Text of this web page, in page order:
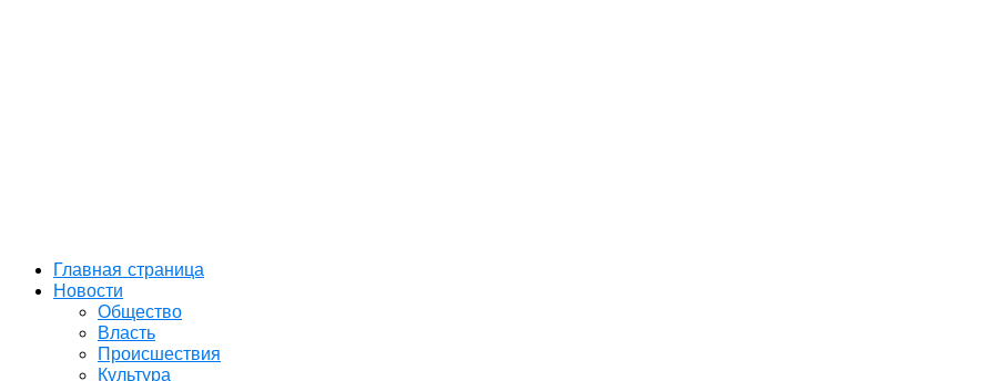
Главная страница
Новости
Общество
Власть
Происшествия
Культура